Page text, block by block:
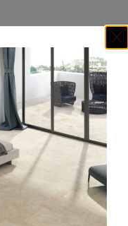
aimé...